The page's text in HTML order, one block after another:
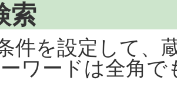
索
件を設定して、
ワードは全角